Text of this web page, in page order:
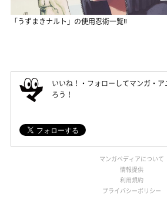
「うずまきナルト」の使用忍術一覧‼
いいね！・フォローしてマンガ・
ろう！
マンガペディアについて
情報提供
利用規約
プライバシーポリシー